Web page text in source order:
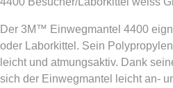
Der 3M™ Einwegmantel 4400
oder Laborkittel. Sein
leicht und atmungsaktiv. Dank
sich der Einwegmantel leicht an-